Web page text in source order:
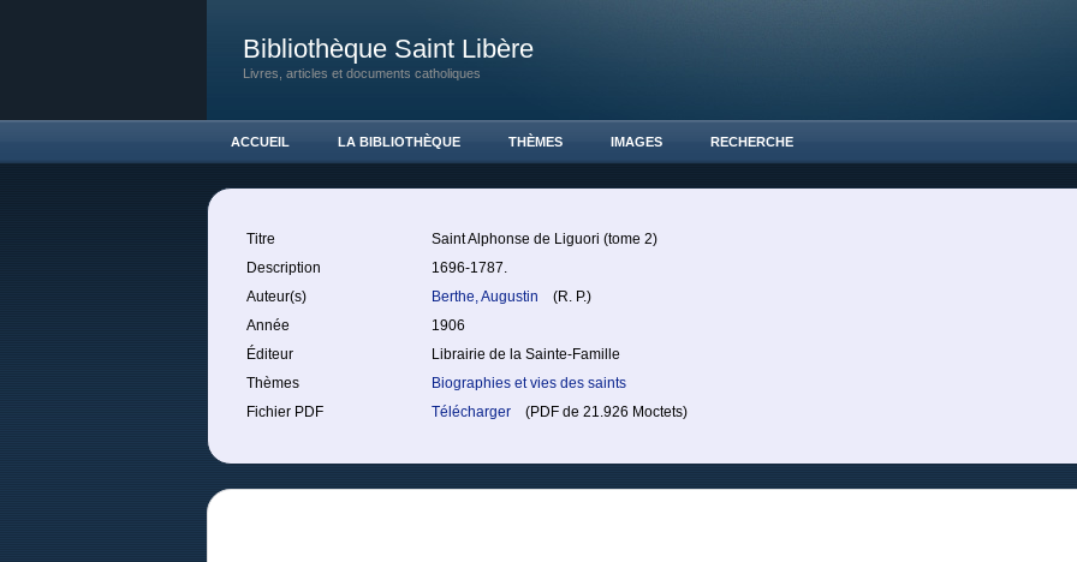
Bibliothèque Saint Libère
Livres, articles et documents catholiques
ACCUEIL LA BIBLIOTHÈQUE THÈMES IMAGES RECHERCHE
Titre
Saint Alphonse de Liguori (tome 2)
Description
1696-1787.
Auteur(s)
Berthe, Augustin
(R. P.)
Année
1906
Éditeur
Librairie de la Sainte-Famille
Thèmes
Biographies et vies des saints
Fichier PDF
Télécharger (PDF de 21.926 Moctets)